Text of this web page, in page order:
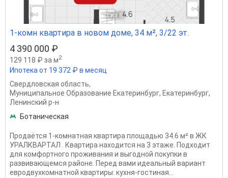
1 из 8
1-комн квартира в новом доме, 34 м², 3/22 эт.
4 390 000 ₽
129 118 ₽ за м2
Ипотека от 19 372 ₽ в месяц
Свердловская область,
Муниципальное Образование Екатеринбург, Екатеринбург,
Ленинский р-н
Ботаническая
Продаётся 1-комнатная квартира площадью 34.6 м² в ЖК
УРАЛКВАРТАЛ . Квартира находится на 3 этаже. Подходит
для комфортного проживания и выгодной покупки в
развивающемся районе. Перед вами идеальный вариант
евродвухкомнатной квартиры: кухня-гостиная...